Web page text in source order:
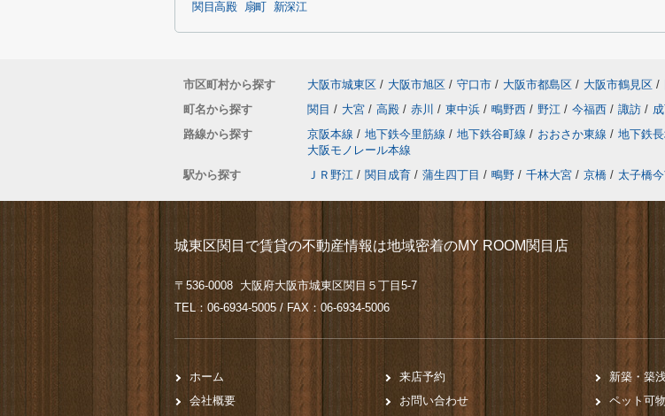
関目高殿
扇町 新深江
市区町村から探す 大阪市城東区 / 大阪市旭区 / 守口市 / 大阪市都島区 / 大阪市鶴見区 /
町名から探す
関目 / 大宮 / 高殿 / 赤川 / 東中浜 / 鴫野西 / 野江 / 今福西 / 諏訪 /
路線から探す
京阪本線 / 地下鉄今里筋線 / 地下鉄谷町線 / おおさか東線 / 地下鉄
大阪モノレール本線
駅から探す
ＪＲ野江 / 関目成育 / 蒲生四丁目 / 鴫野 / 千林大宮 / 京橋 / 太子橋
城東区関目で賃貸の不動産情報は地域密着のMY ROOM関目店
〒536-0008 大阪府大阪市城東区関目５丁目5-7
TEL：06-6934-5005 / FAX：06-6934-5006
ホーム
会社概要
来店予約
お問い合わせ
新築・築
ペット可